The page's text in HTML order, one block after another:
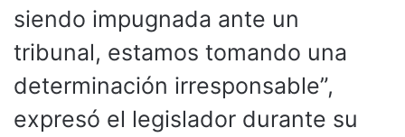
siendo impugnada ante un
tribunal, estamos tomando una
determinación irresponsable”,
expresó el legislador durante su